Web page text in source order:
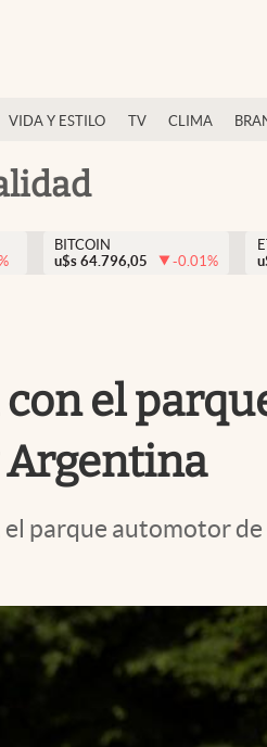
VIDA Y ESTILO TV CLIMA
BITCOIN
u$s 64.796,05 -0.01%
el
Argentina
parque automotor